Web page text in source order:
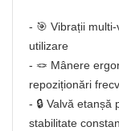
- 🎯 Vibrații
utilizare
- 🪢 Mânere
repoziționări
- 🔒 Valvă
stabilitate